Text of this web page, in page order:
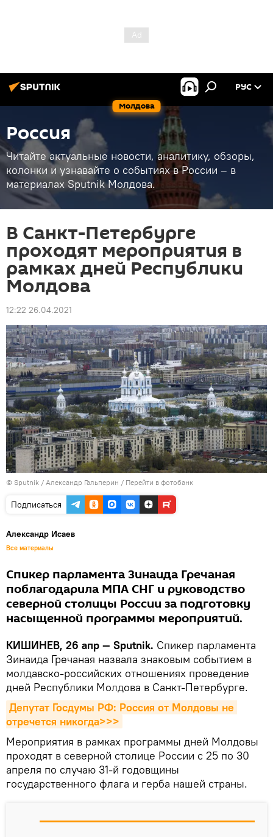
Молдова
РУС
Россия
Читайте актуальные новости, аналитику, обзоры,
колонки и узнавайте о событиях в России – в
материалах Sputnik Молдова.
В Санкт-Петербурге
проходят мероприятия в
рамках дней Республики
Молдова
12:22 26.04.2021
© Sputnik / Александр Гальперин / Перейти в фотобанк
Подписаться
Александр Исаев
Все материалы
Спикер парламента Зинаида Гречаная
поблагодарила МПА СНГ и руководство
северной столицы России за подготовку
насыщенной программы мероприятий.
КИШИНЕВ, 26 апр — Sputnik. Спикер парламента
Зинаида Гречаная назвала знаковым событием в
молдавско-российских отношениях проведение
дней Республики Молдова в Санкт-Петербурге.
Депутат Госдумы РФ: Россия от Молдовы не
отречется никогда>>>
Мероприятия в рамках программы дней Молдовы
проходят в северной столице России с 25 по 30
апреля по случаю 31-й годовщины
государственного флага и герба нашей страны.